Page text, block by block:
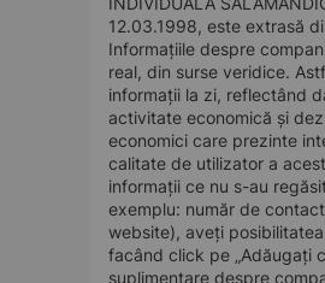
12.03.1998, este extrasă
Informațiile despre
real, din surse veridice.
informații la zi, reflectând
activitate economică și
economici care prezinte
calitate de utilizator a
informații ce nu s-au
exemplu: număr de
website), aveți
facând click pe „Adăugați
suplimentare despre